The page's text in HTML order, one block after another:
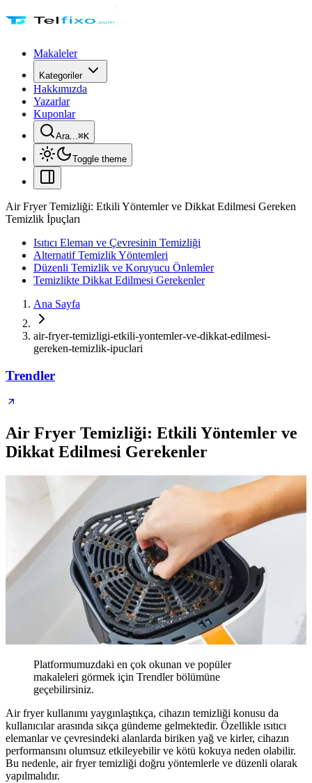
Makaleler
Kategoriler
Hakkımızda
Yazarlar
Kuponlar
Ara...⌘K
Toggle theme
Air Fryer Temizliği: Etkili Yöntemler ve Dikkat Edilmesi Gereken
Temizlik İpuçları
Isıtıcı Eleman ve Çevresinin Temizliği
Alternatif Temizlik Yöntemleri
Düzenli Temizlik ve Koruyucu Önlemler
Temizlikte Dikkat Edilmesi Gerekenler
Ana Sayfa
air-fryer-temizligi-etkili-yontemler-ve-dikkat-edilmesi-
gereken-temizlik-ipuclari
Trendler
Air Fryer Temizliği: Etkili Yöntemler ve
Dikkat Edilmesi Gerekenler
Platformumuzdaki en çok okunan ve popüler
makaleleri görmek için Trendler bölümüne
geçebilirsiniz.
Air fryer kullanımı yaygınlaştıkça, cihazın temizliği konusu da
kullanıcılar arasında sıkça gündeme gelmektedir. Özellikle ısıtıcı
elemanlar ve çevresindeki alanlarda biriken yağ ve kirler, cihazın
performansını olumsuz etkileyebilir ve kötü kokuya neden olabilir.
Bu nedenle, air fryer temizliği doğru yöntemlerle ve düzenli olarak
yapılmalıdır.